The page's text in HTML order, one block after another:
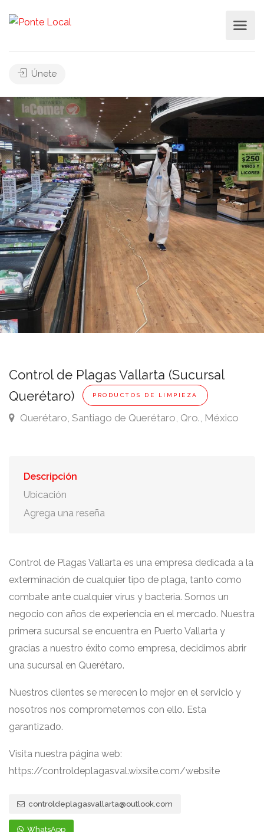
Únete
Control de Plagas Vallarta (Sucursal
Querétaro)
PRODUCTOS DE LIMPIEZA
Querétaro, Santiago de Querétaro, Qro., México
Descripción
Ubicación
Agrega una reseña
Control de Plagas Vallarta es una empresa dedicada a la
exterminación de cualquier tipo de plaga, tanto como
combate ante cualquier virus y bacteria. Somos un
negocio con años de experiencia en el mercado. Nuestra
primera sucursal se encuentra en Puerto Vallarta y
gracias a nuestro éxito como empresa, decidimos abrir
una sucursal en Querétaro.
Nuestros clientes se merecen lo mejor en el servicio y
nosotros nos comprometemos con ello. Esta
garantizado.
Visita nuestra página web:
https://controldeplagasval.wixsite.com/website
controldeplagasvallarta@outlook.com
WhatsApp